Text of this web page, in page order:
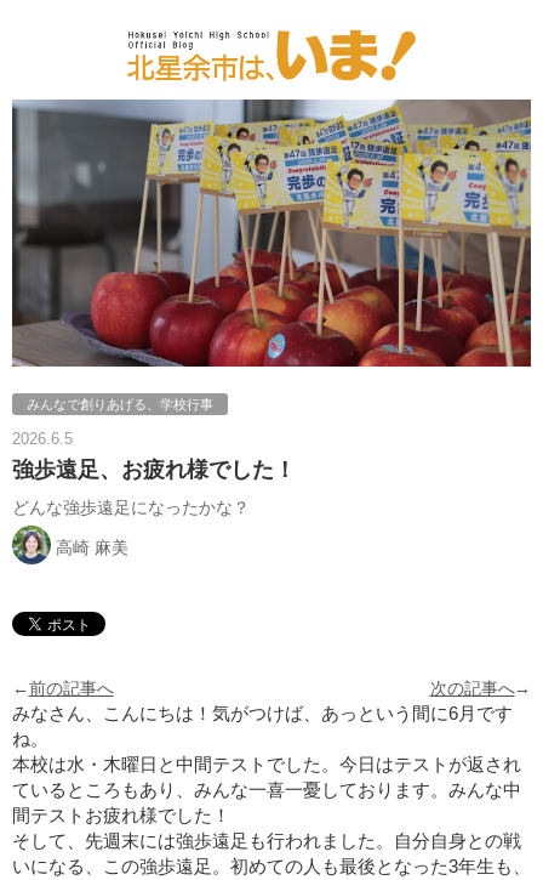
みんなで創りあげる、学校行事
2026.6.5
強歩遠足、お疲れ様でした！
どんな強歩遠足になったかな？
高崎 麻美
←前の記事へ 次の記事へ→
みなさん、こんにちは！気がつけば、あっという間に6月です
ね。
本校は水・木曜日と中間テストでした。今日はテストが返され
ているところもあり、みんな一喜一憂しております。みんな中
間テストお疲れ様でした！
そして、先週末には強歩遠足も行われました。自分自身との戦
いになる、この強歩遠足。初めての人も最後となった3年生も、